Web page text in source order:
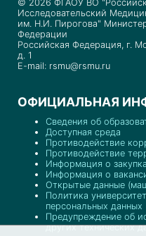
© 2026 ФГАОУ ВО
Исследовательский
им. Н.И. Пирогова"
Федерации
Российская Федерация, г.
д. 1
E-mail: rsmu@rsmu.ru
ОФИЦИАЛЬНАЯ
Сведения об
Доступная среда
Противодействие
Противодействие
Информация о
Информация о
Открытые данные
Политика
персональных данных
Предупреждение об
других технических